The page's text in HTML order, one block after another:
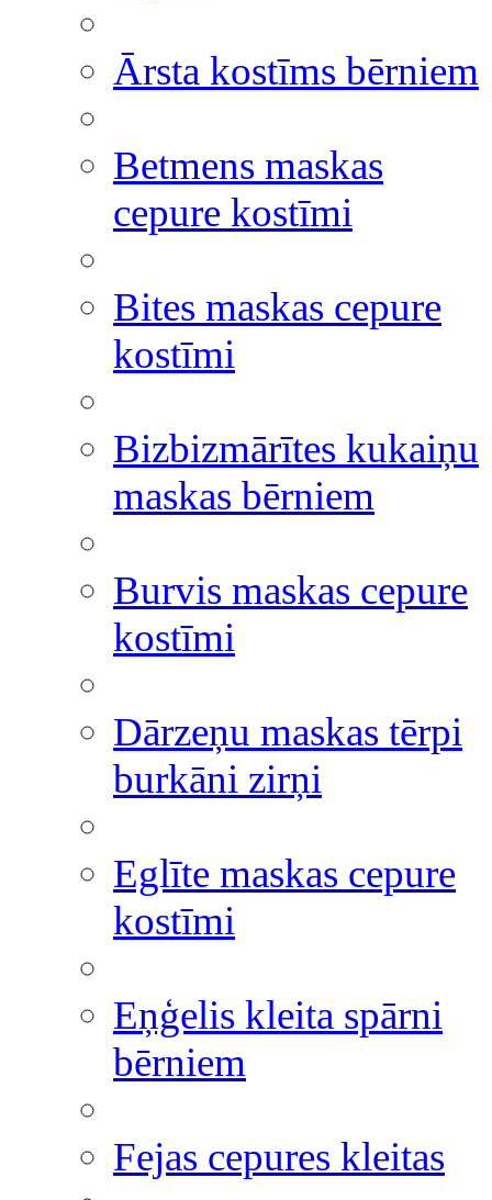
Ārsta kostīms bērniem
Betmens maskas
cepure kostīmi
Bites maskas cepure
kostīmi
Bizbizmārītes kukaiņu
maskas bērniem
Burvis maskas cepure
kostīmi
Dārzeņu maskas tērpi
burkāni zirņi
Eglīte maskas cepure
kostīmi
Eņģelis kleita spārni
bērniem
Fejas cepures kleitas